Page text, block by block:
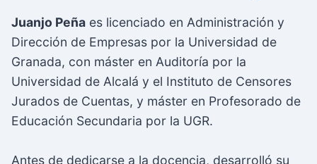
Juanjo Peña es licenciado en Administración y
Dirección de Empresas por la Universidad de
Granada, con máster en Auditoría por la
Universidad de Alcalá y el Instituto de Censores
Jurados de Cuentas, y máster en Profesorado de
Educación Secundaria por la UGR.
Antes de dedicarse a la docencia, desarrolló su